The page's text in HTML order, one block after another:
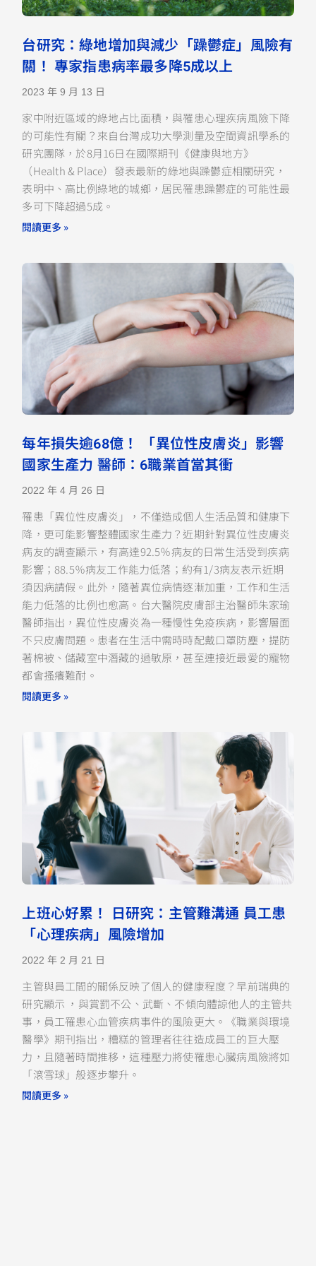
台研究：綠地增加與減少「躁鬱症」風險有
關！ 專家指患病率最多降5成以上
2023 年 9 月 13 日
家中附近區域的綠地占比面積，與罹患心理疾病風險下降
的可能性有關？來自台灣成功大學測量及空間資訊學系的
研究團隊，於8月16日在國際期刊《健康與地方》
（Health & Place）發表最新的綠地與躁鬱症相關研究，
表明中、高比例綠地的城鄉，居民罹患躁鬱症的可能性最
多可下降超過5成。
閱讀更多 »
每年損失逾68億！ 「異位性皮膚炎」影響
國家生產力 醫師：6職業首當其衝
2022 年 4 月 26 日
罹患「異位性皮膚炎」，不僅造成個人生活品質和健康下
降，更可能影響整體國家生產力？近期針對異位性皮膚炎
病友的調查顯示，有高達92.5％病友的日常生活受到疾病
影響；88.5％病友工作能力低落；約有1/3病友表示近期
須因病請假。此外，隨著異位病情逐漸加重，工作和生活
能力低落的比例也愈高。台大醫院皮膚部主治醫師朱家瑜
醫師指出，異位性皮膚炎為一種慢性免疫疾病，影響層面
不只皮膚問題。患者在生活中需時時配戴口罩防塵，提防
著棉被、儲藏室中潛藏的過敏原，甚至連接近最愛的寵物
都會搔癢難耐。
閱讀更多 »
上班心好累！ 日研究：主管難溝通 員工患
「心理疾病」風險增加
2022 年 2 月 21 日
主管與員工間的關係反映了個人的健康程度？早前瑞典的
研究顯示 ，與賞罰不公、武斷、不傾向體諒他人的主管共
事，員工罹患心血管疾病事件的風險更大。《職業與環境
醫學》期刊指出，糟糕的管理者往往造成員工的巨大壓
力，且隨著時間推移，這種壓力將使罹患心臟病風險將如
「滾雪球」般逐步攀升。
閱讀更多 »